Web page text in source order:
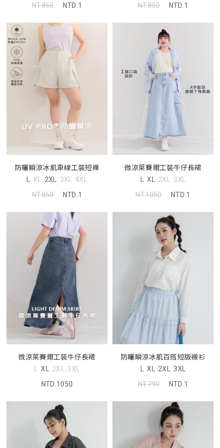
NT.850
NTD.1
NT.850
NTD.1
防曬瞬涼冰肌車線工裝短褲
L XL 2XL 3XL 4XL
NT.850
NTD.1
微涼萊賽爾工裝牛仔長裙
L XL 2XL 3XL
NT.1050
NTD.1
微涼萊賽爾工裝牛仔長裙
L XL 2XL 3XL
NTD.1050
防曬瞬涼冰肌百搭短版襯衫
L XL 2XL 3XL
NT.790
NTD.1